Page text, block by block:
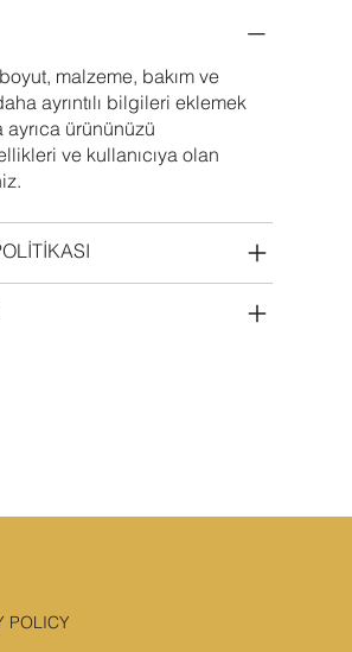
malzeme, bakım ve
ayrıntılı bilgileri eklemek
ürününüzü
ve kullanıcıya olan
POLICY